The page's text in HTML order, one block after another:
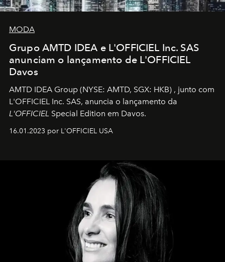
MODA
Grupo AMTD IDEA e L'OFFICIEL Inc. SAS
anunciam o lançamento de L'OFFICIEL
Davos
AMTD IDEA Group (NYSE: AMTD, SGX: HKB) , junto com
L'OFFICIEL Inc. SAS, anuncia o lançamento da
L'OFFICIEL Special Edition em Davos.
16.01.2023 por L'OFFICIEL USA